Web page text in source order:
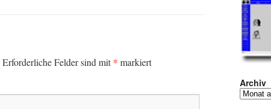
Erforderliche Felder sind mit* markiert
Archiv
Archiv